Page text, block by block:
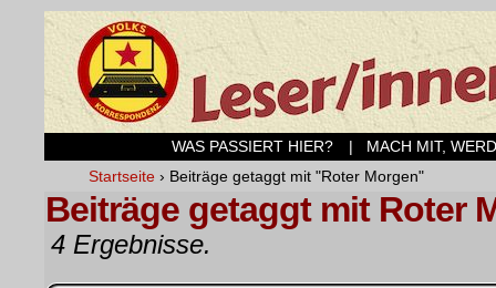
WAS PASSIERT HIER?
| MACH MIT,
Startseite › Beiträge getaggt mit "Roter Morgen"
Beiträge getaggt mit Roter
4 Ergebnisse.